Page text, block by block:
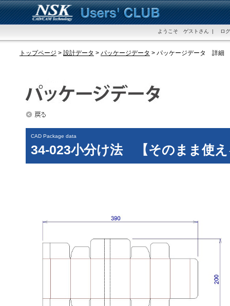
ようこそ ゲストさん | ロ
トップページ > 設計データ > パッケージデータ > パッケージデータ 詳細
CAD Package data
34-023小分け法 【そのまま使え